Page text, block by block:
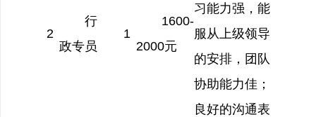
2
行
政专员
1
1600-
2000元
习能力强，能
服从上级领导
的安排，团队
协助能力佳；
良好的沟通表